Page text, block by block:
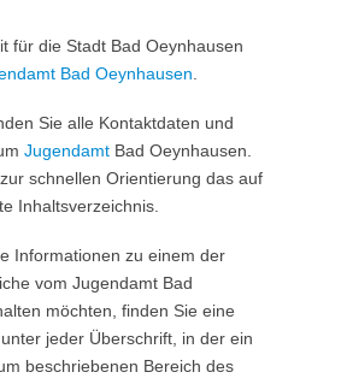
für die Stadt Bad Oeynhausen
Bad Oeynhausen
Sie alle Kontaktdaten und
JugendamtBad Oeynhausen.
schnellen Orientierung das auf
Inhaltsverzeichnis.
Informationen zu einem der
vom Jugendamt Bad
möchten, finden Sie eine
jeder Überschrift, in der ein
beschriebenen Bereich des